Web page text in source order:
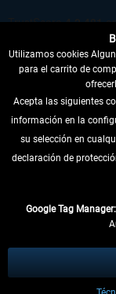
DESISTIR DEL
tasas de
** De aplicación a
Utilizamos cookies
para el carrito de
Acepta las siguientes
información en la
su selección en
declaración de
Google Tag Manager: